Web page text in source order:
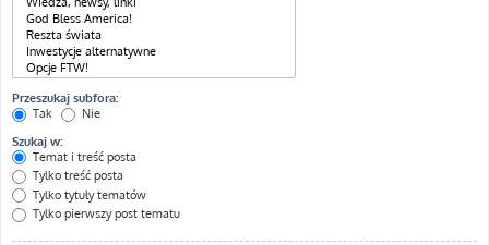
Przeszukaj subfora:
Tak
Nie
Szukaj w:
Temat i treść posta
Tylko treść posta
Tylko tytuły tematów
Tylko pierwszy post tematu